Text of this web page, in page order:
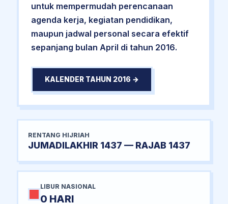
untuk mempermudah perencanaan
agenda kerja, kegiatan pendidikan,
maupun jadwal personal secara efektif
sepanjang bulan April di tahun 2016.
KALENDER TAHUN 2016 →
RENTANG HIJRIAH
JUMADILAKHIR 1437 — RAJAB 1437
LIBUR NASIONAL
0 HARI